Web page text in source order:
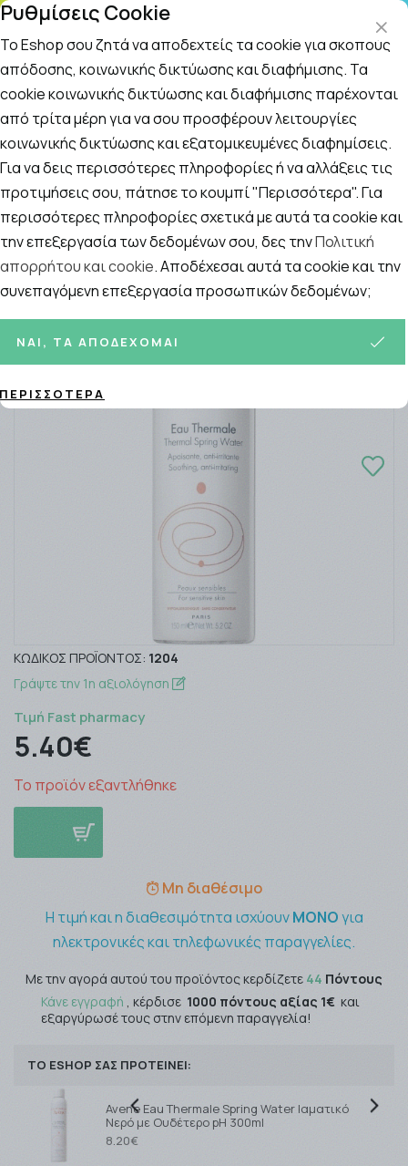
Αναζήτηση
Αρχική / Εταιρίες / Avene /Avene Eau Thermale Spring
Avene Eau Thermale Spring Water
Ιαματικό Νερό με Ουδέτερο pH
150ml
ΚΩΔΙΚΌΣ ΠΡΟΪΌΝΤΟΣ: 1204
Γράψτε την 1η αξιολόγηση
Τιμή Fast pharmacy
5.40€
Το προϊόν εξαντλήθηκε
Μη διαθέσιμο
Η τιμή και η διαθεσιμότητα ισχύουνΜΟΝΟγια
ηλεκτρονικές και τηλεφωνικές παραγγελίες.
Με την αγορά αυτού του προϊόντος κερδίζετε 44 Πόντους
Κάνε εγγραφή , κέρδισε 1000 πόντους αξίας 1€ και
εξαργύρωσέ τους στην επόμενη παραγγελία!
ΤΟ ESHOP ΣΑΣ ΠΡΟΤΕΙΝΕΙ:
Avene Eau Thermale Spring Water Ιαματικό
Νερό με Ουδέτερο pH 300ml
8.20€
Ρυθμίσεις Cookie
Το Eshop σου ζητά να αποδεχτείς τα cookie για σκοπούς
απόδοσης, κοινωνικής δικτύωσης και διαφήμισης. Τα
cookie κοινωνικής δικτύωσης και διαφήμισης παρέχονται
από τρίτα μέρη για να σου προσφέρουν λειτουργίες
κοινωνικής δικτύωσης και εξατομικευμένες διαφημίσεις.
Για να δεις περισσότερες πληροφορίες ή να αλλάξεις τις
προτιμήσεις σου, πάτησε το κουμπί "Περισσότερα". Για
περισσότερες πληροφορίες σχετικά με αυτά τα cookie και
την επεξεργασία των δεδομένων σου, δες τηνΠολιτική
απορρήτου και cookie. Αποδέχεσαι αυτά τα cookie και την
συνεπαγόμενη επεξεργασία προσωπικών δεδομένων;
ΝΑΙ, ΤΑ ΑΠΟΔΈΧΟΜΑΙ
ΠΕΡΙΣΣΌΤΕΡΑ